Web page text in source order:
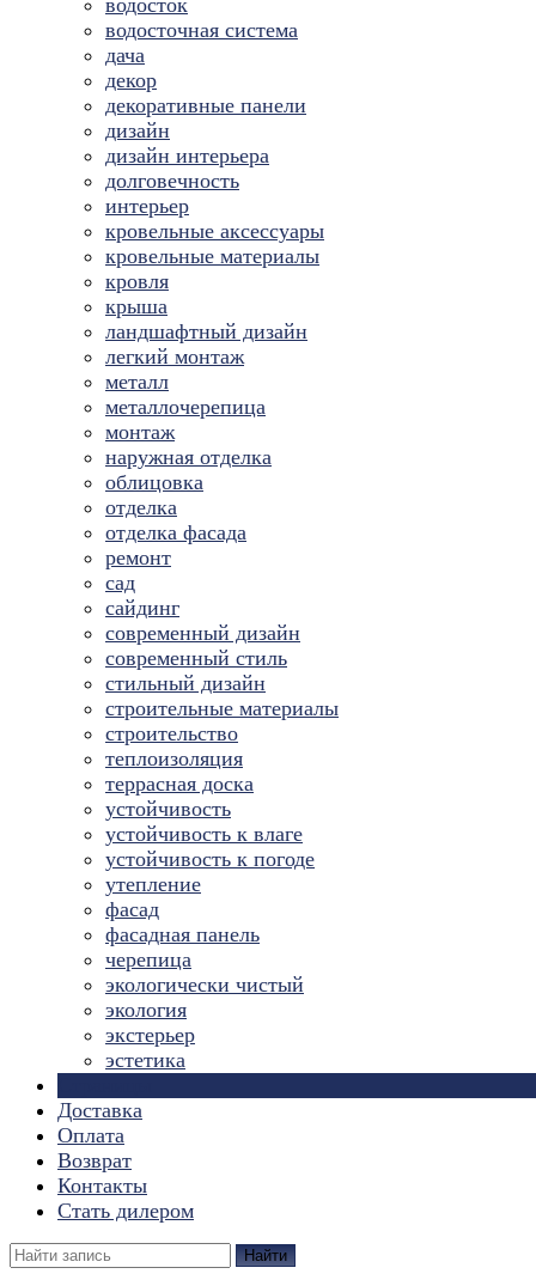
водосток
водосточная система
дача
декор
декоративные панели
дизайн
дизайн интерьера
долговечность
интерьер
кровельные аксессуары
кровельные материалы
кровля
крыша
ландшафтный дизайн
легкий монтаж
металл
металлочерепица
монтаж
наружная отделка
облицовка
отделка
отделка фасада
ремонт
сад
сайдинг
современный дизайн
современный стиль
стильный дизайн
строительные материалы
строительство
теплоизоляция
террасная доска
устойчивость
устойчивость к влаге
устойчивость к погоде
утепление
фасад
фасадная панель
черепица
экологически чистый
экология
экстерьер
эстетика
Доставка
Оплата
Возврат
Контакты
Стать дилером
Найти